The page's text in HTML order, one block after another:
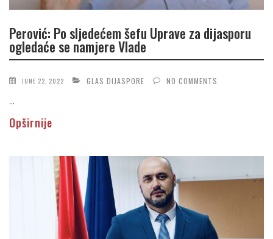
Perović: Po sljedećem šefu Uprave za dijasporu
ogledaće se namjere Vlade
JUNE 22, 2022 GLAS DIJASPORE NO COMMENTS
...
Opširnije